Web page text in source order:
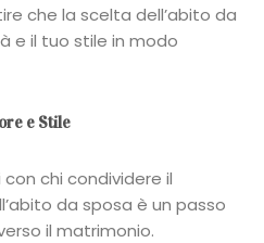
che la scelta dell’abito da
e il tuo stile in modo
e Stile
chi condividere il
da sposa è un passo
il matrimonio.